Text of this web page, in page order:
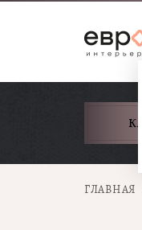
ГЛАВНАЯ